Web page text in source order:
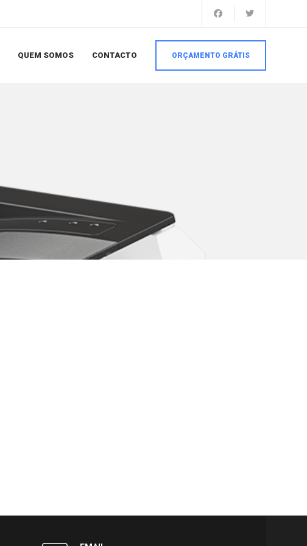
QUEM SOMOS CONTACTO ORÇAMENTO GRÁTIS